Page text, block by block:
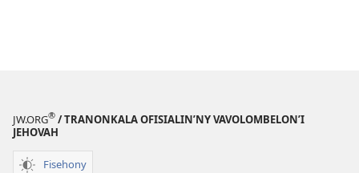
JW.ORG® / TRANONKALA OFISIALIN’NY VAVOLOMBELON’I
JEHOVAH
Fisehony